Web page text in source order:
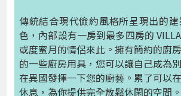
傳統結合現代儉約風格所呈現出的
色，內部設有一房到最多四房的
或度蜜月的情侶來此。擁有簡約的廚
的一些廚房用具，您可以讓自己成為
在異國發揮一下您的廚藝。累了可以
休息，為你提供完全放鬆休閑的空間